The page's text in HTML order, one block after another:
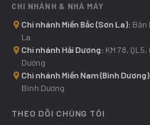
CHI NHÁNH & NHÀ MÁY
Chi nhánh Miền Bắc (Sơn La): Bản
La
Chi nhánh Hải Dương: KM 78,
Dương
Chi nhánh Miền Nam (Bình
Bình Dương
THEO DÕI CHÚNG TÔI